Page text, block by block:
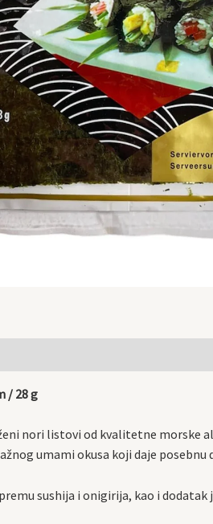
/ 28 g
nori listovi od kvalitetne morske
umami okusa koji daje posebnu
sushija i onigirija, kao i